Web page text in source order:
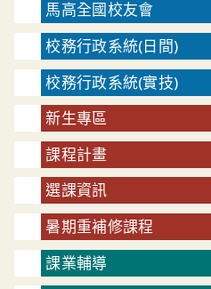
馬高全國校友會
校務行政系統(日間)
校務行政系統(實技)
新生專區
課程計畫
選課資訊
暑期重補修課程
課業輔導